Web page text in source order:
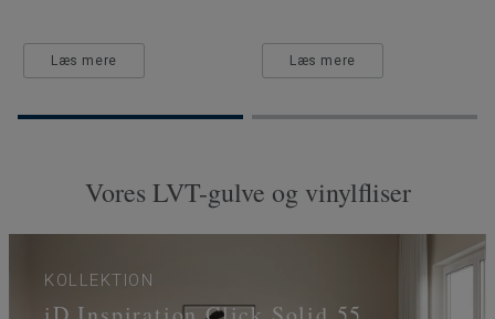
Læs mere Læs mere
Vores LVT-gulve og vinylfliser
KOLLEKTION